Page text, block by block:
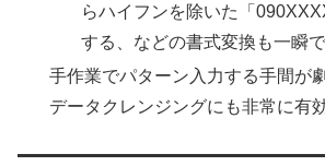
らハイフンを除いた「
する、などの書式変換も一瞬で
手作業でパターン入力する手間が
データクレンジングにも非常に有